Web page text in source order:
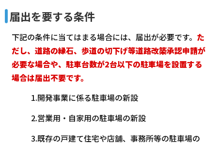
届出を要する条件
下記の条件に当てはまる場合には、届出が必要です。 た
だし、道路の縁石、歩道の切下げ等道路改築承認申請が
必要な場合や、駐車台数が2台以下の駐車場を設置する
場合は届出不要です。
1.開発事業に係る駐車場の新設
2.営業用・自家用の駐車場の新設
3.既存の戸建て住宅や店舗、事務所等の駐車場の